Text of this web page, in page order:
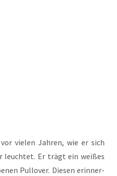
vie­len Jah­ren, wie er sich
leuch­tet. Er trägt ein wei­ßes
Pull­over. Die­sen erin­ner­